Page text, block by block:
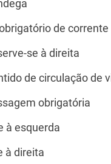
de corrente
se à direita
de circulação de
obrigatória
à esquerda
à direita